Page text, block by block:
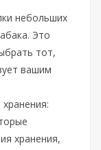
небольших
Это
тот,
вашим
хранения,